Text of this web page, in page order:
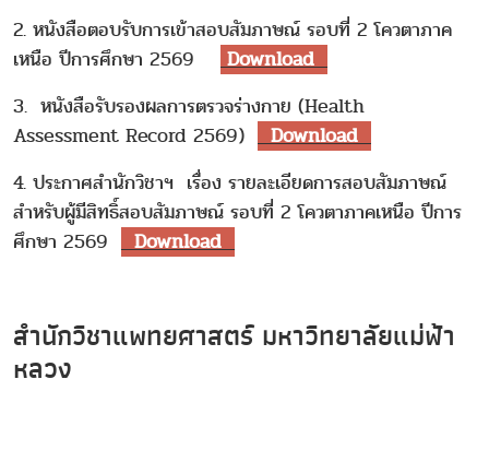
2. หนังสือตอบรับการเข้าสอบสัมภาษณ์ รอบที่ 2 โควตาภาค
เหนือ ปีการศึกษา 2569 Download
3. หนังสือรับรองผลการตรวจร่างกาย (Health
Assessment Record 2569) Download
4. ประกาศสำนักวิชาฯ เรื่อง รายละเอียดการสอบสัมภาษณ์
สำหรับผู้มีสิทธิ์สอบสัมภาษณ์ รอบที่ 2 โควตาภาคเหนือ ปีการ
ศึกษา 2569 Download
สำนักวิชาแพทยศาสตร์ มหาวิทยาลัยแม่ฟ้า
หลวง